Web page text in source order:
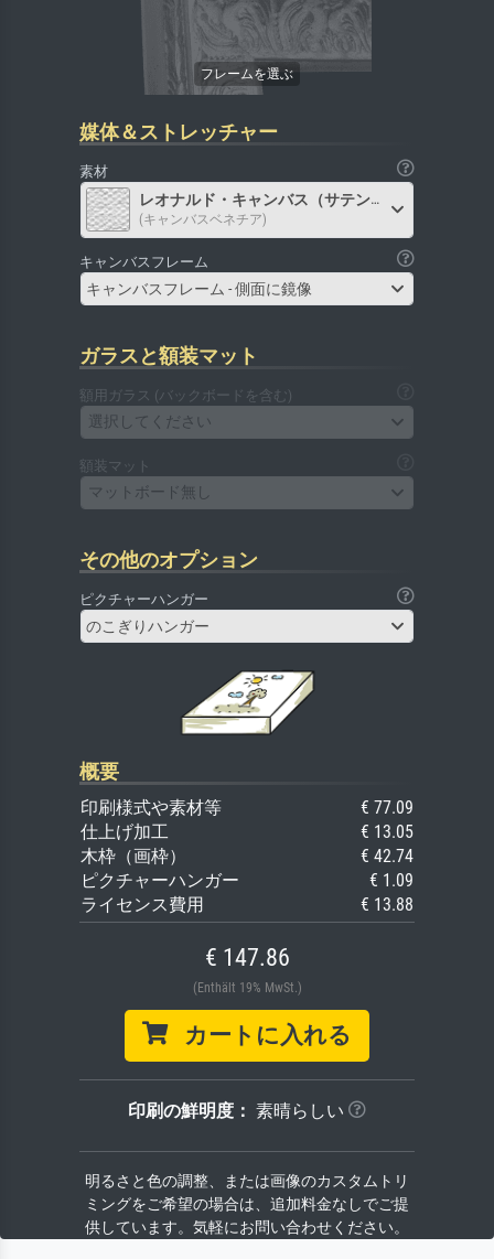
媒体＆ストレッチャー
素材
レオナルド・キャンバス（サテン）
(キャンバスベネチア)
キャンバスフレーム
キャンバスフレーム - 側面に鏡像
ガラスと額装マット
額用ガラス (バックボードを含む)
選択してください
額装マット
マットボード無し
その他のオプション
ピクチャーハンガー
のこぎりハンガー
概要
印刷様式や素材等
€ 77.09
仕上げ加工
€ 13.05
木枠（画枠）
€ 42.74
ピクチャーハンガー
€ 1.09
ライセンス費用
€ 13.88
€ 147.86
(Enthält 19% MwSt.)
カートに入れる
印刷の鮮明度： 素晴らしい
明るさと色の調整、または画像のカスタムトリ
ミングをご希望の場合は、追加料金なしでご提
供しています。気軽にお問い合わせください。